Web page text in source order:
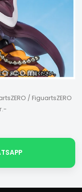
/ FiguartsZERO